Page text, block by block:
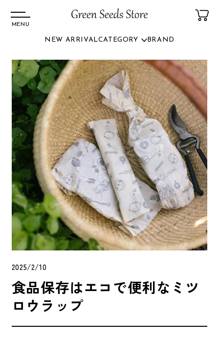
ンツに
進む
MENU
NEW ARRIVALCATEGORY BRAND
2025/2/10
食品保存はエコで便利なミツ
ロウラップ